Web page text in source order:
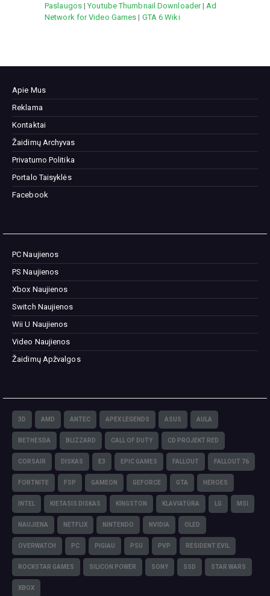
Paslaugos|Youtube Thumbnail Downloader| Ad
Network for Video Games | GTA 6 Wiki
Apie Mus
Reklama
Kontaktai
Žaidimų Archyvas
Privatumo Politika
Portalo Taisyklės
Facebook
PC Naujienos
PS Naujienos
Xbox Naujienos
Switch Naujienos
Wii U Naujienos
Video Naujienos
Žaidimų Apžvalgos
3D AMD ANTEC APEX LEGENDS ASUS AULA
BETHESDA BLIZZARD CALL OF DUTY CD PROJEKT RED
CORSAIR DISKAS E3 EPIC GAMES FALLOUT FALLOUT 76
FORTNITE FSP GAMEON GEFORCE GTA HEROES
INTEL KIETASIS DISKAS KINGSTON KLAVIATŪRA LG MSI
NAUJIENA NETFLIX NINTENDO NVIDIA OLED
OVERWATCH PC PIGIAU PSU PVP RESIDENT EVIL
ROCKSTAR GAMES SILICON POWER SONY SSD STAR WARS
XBOX